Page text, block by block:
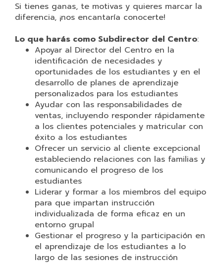
Si tienes ganas, te motivas y quieres marcar la
diferencia, ¡nos encantaría conocerte!
Lo que harás como Subdirector del Centro:
Apoyar al Director del Centro en la
identificación de necesidades y
oportunidades de los estudiantes y en el
desarrollo de planes de aprendizaje
personalizados para los estudiantes
Ayudar con las responsabilidades de
ventas, incluyendo responder rápidamente
a los clientes potenciales y matricular con
éxito a los estudiantes
Ofrecer un servicio al cliente excepcional
estableciendo relaciones con las familias y
comunicando el progreso de los
estudiantes
Liderar y formar a los miembros del equipo
para que impartan instrucción
individualizada de forma eficaz en un
entorno grupal
Gestionar el progreso y la participación en
el aprendizaje de los estudiantes a lo
largo de las sesiones de instrucción